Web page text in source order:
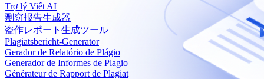
Trợ lý Viết AI
剽窃报告生成器
盗作レポート生成ツール
Plagiatsbericht-Generator
Gerador de Relatório de Plágio
Generador de Informes de Plagio
Générateur de Rapport de Plagiat